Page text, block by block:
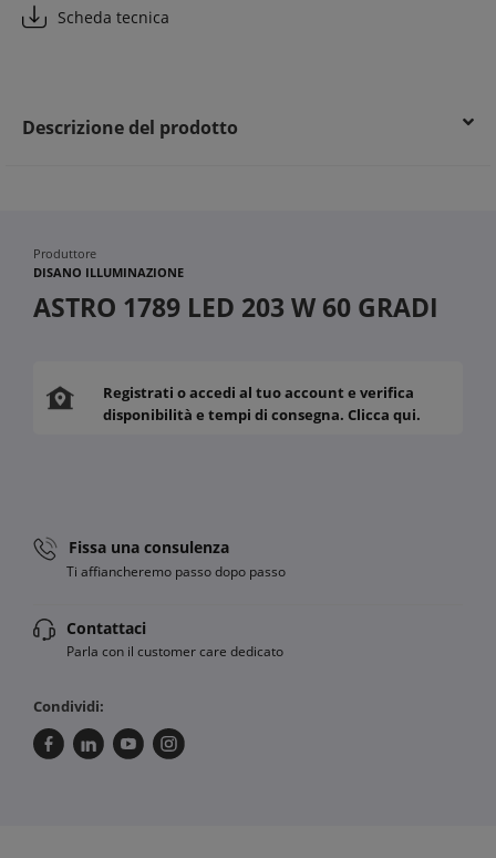
Scheda tecnica
Descrizione del prodotto
Produttore
DISANO ILLUMINAZIONE
ASTRO 1789 LED 203 W 60 GRADI
Registrati o accedi al tuo account e verifica
disponibilità e tempi di consegna. Clicca qui.
Fissa una consulenza
Ti affiancheremo passo dopo passo
Contattaci
Parla con il customer care dedicato
Condividi: